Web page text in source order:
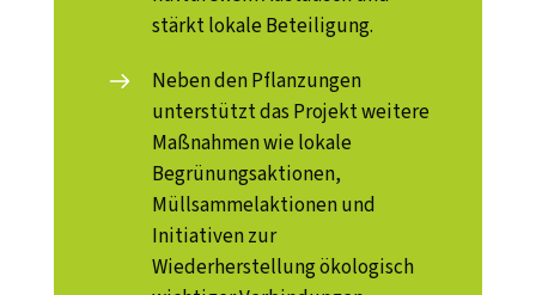
stärkt lokale Beteiligung.
Neben den Pflanzungen
unterstützt das Projekt weitere
Maßnahmen wie lokale
Begrünungsaktionen,
Müllsammelaktionen und
Initiativen zur
Wiederherstellung ökologisch